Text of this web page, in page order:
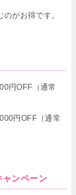
がお得です。
円OFF（通常
円OFF（通常
ャンペーン